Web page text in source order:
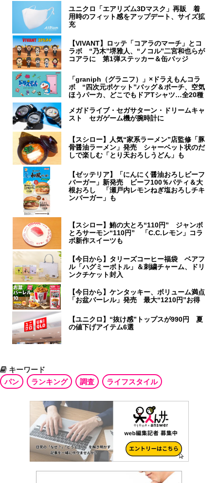
ユニクロ「エアリズム3Dマスク」再販 着
用時のフィット感をアップデート、サイズ拡
充
【VIVANT】ロッテ「コアラのマーチ」とコ
ラボ “乃木”堺雅人、“ノコル”二宮和也らが
コアラに 第1弾ステッカー＆缶バッジ
「graniph（グラニフ）」×ドラえもんコラ
ボ “四次元ポケット”バッグ＆ポーチ、空気
ほうパーカ、どこでもドアTシャツ…全20種
メガドライブ・セガサターン・ドリームキャ
スト セガゲーム機が腕時計に
【スシロー】人気“家系ラーメン”店監修「豚
骨醤油ラーメン」発売 シャーベット状のだ
しで楽しむ「とり天おろしうどん」も
【ゼッテリア】「にんにく醤油おろしビーフ
バーガー」新発売 ビーフ100％パティ＆大
根おろし 「瀬戸内レモンねぎ塩おろしチキ
ンバーガー」も
【スシロー】鮪の大とろ“110円” ジャンボ
とろサーモン“110円” 「C.C.レモン」コラ
ボ新作スイーツも
【今日から】タリーズコーヒー福袋 ベアフ
ル「ハグミーボトル」＆刺繍チャーム、ドリ
ンクチケット封入
【今日から】ケンタッキー、ボリューム満点
「お盆バーレル」発売 最大“1210円”お得
【ユニクロ】“抜け感”トップスが990円 夏
の値下げアイテム6選
キーワード
パン
ランキング 調査 ライフスタイル